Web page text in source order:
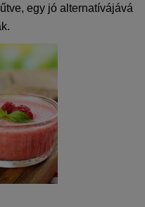
, egy jó alternatívájává